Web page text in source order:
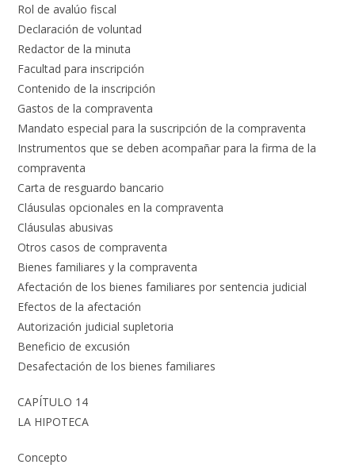
Rol de avalúo fiscal
Declaración de voluntad
Redactor de la minuta
Facultad para inscripción
Contenido de la inscripción
Gastos de la compraventa
Mandato especial para la suscripción de la compraventa
Instrumentos que se deben acompañar para la firma de la
compraventa
Carta de resguardo bancario
Cláusulas opcionales en la compraventa
Cláusulas abusivas
Otros casos de compraventa
Bienes familiares y la compraventa
Afectación de los bienes familiares por sentencia judicial
Efectos de la afectación
Autorización judicial supletoria
Beneficio de excusión
Desafectación de los bienes familiares
CAPÍTULO 14
LA HIPOTECA
Concepto